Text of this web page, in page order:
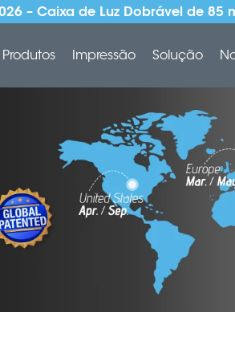
– Caixa de Luz Dobrável de
Produtos Impressão Solução